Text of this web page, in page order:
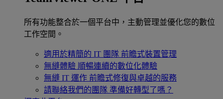
所有功能整合於一個平台中，主動管理並優化您的數位
工作空間。
適用於精簡的 IT 團隊 前瞻式裝置管理
無縫體驗 順暢連續的數位化體驗
無縫 IT 運作 前瞻式修復與卓越的服務
請聯絡我們的團隊 準備好轉型了嗎？